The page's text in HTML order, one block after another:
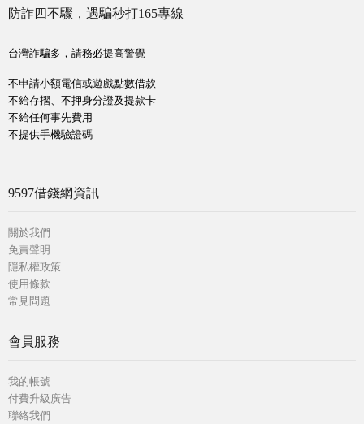
防詐四不驟，遇騙秒打165專線
台灣詐騙多，請務必提高警覺
不申請小額電信或遊戲點數借款
不給存摺、不押身分證及提款卡
不給任何事先費用
不提供手機驗證碼
9597借錢網資訊
關於我們
免責聲明
隱私權政策
使用條款
常見問題
會員服務
我的帳號
付費升級廣告
聯絡我們